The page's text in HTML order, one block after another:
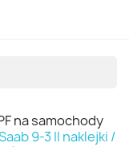
na samochody
9-3 II naklejki /